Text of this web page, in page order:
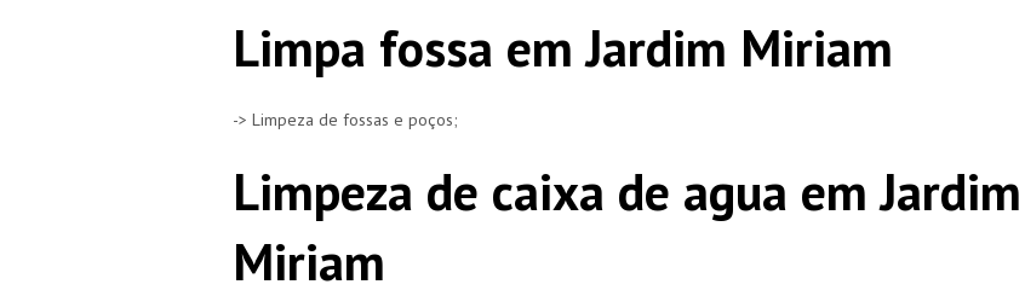
Limpa fossa em Jardim Miriam
-> Limpeza de fossas e poços;
Limpeza de caixa de agua em Jardim
Miriam